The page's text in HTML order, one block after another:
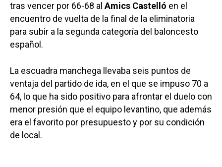
tras vencer por 66-68 al Amics Castelló en el
encuentro de vuelta de la final de la eliminatoria
para subir a la segunda categoría del baloncesto
español.
La escuadra manchega llevaba seis puntos de
ventaja del partido de ida, en el que se impuso 70 a
64, lo que ha sido positivo para afrontar el duelo con
menor presión que el equipo levantino, que además
era el favorito por presupuesto y por su condición
de local.